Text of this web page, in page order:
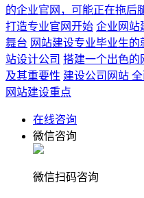
的企业官网，可能正在拖后
打造专业官网开始 企业网站
舞台 网站建设专业毕业生的
站设计公司 搭建一个出色
及其重要性 建设公司网站
网站建设重点
在线咨询
微信咨询
微信扫码咨询